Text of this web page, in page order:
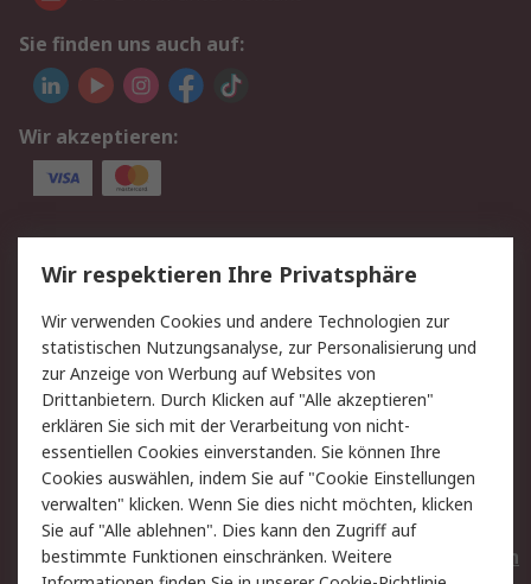
Sie finden uns auch auf:
Wir akzeptieren:
Service
Value Added Services
Lieferlösungen
Rücksendungen
Kontakt
Hilfe
Privatkunden
Rechtliches
AGB
Datenschutz
Cookie-Richtlinie
Zahlungsbedingungen
Copyright/Impressum
Entsorgung
Elektrogeräte/Batterien
Wir respektieren Ihre Privatsphäre
Wir verwenden Cookies und andere Technologien zur
statistischen Nutzungsanalyse, zur Personalisierung und
zur Anzeige von Werbung auf Websites von
Drittanbietern. Durch Klicken auf "Alle akzeptieren"
erklären Sie sich mit der Verarbeitung von nicht-
essentiellen Cookies einverstanden. Sie können Ihre
Cookies auswählen, indem Sie auf "Cookie Einstellungen
verwalten" klicken. Wenn Sie dies nicht möchten, klicken
Sie auf "Alle ablehnen". Dies kann den Zugriff auf
bestimmte Funktionen einschränken. Weitere